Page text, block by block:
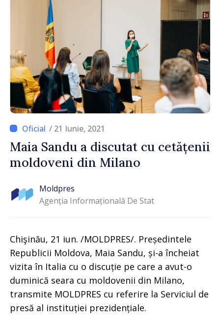
/ 21 Iunie, 2021
Maia Sandu a discutat cu cetățenii
moldoveni din Milano
Moldpres
Agenția Informațională De Stat
Chişinău, 21 iun. /MOLDPRES/. Președintele
Republicii Moldova, Maia Sandu, și-a încheiat
vizita în Italia cu o discuție pe care a avut-o
duminică seara cu moldovenii din Milano,
transmite MOLDPRES cu referire la Serviciul de
presă al instituției prezidențiale.